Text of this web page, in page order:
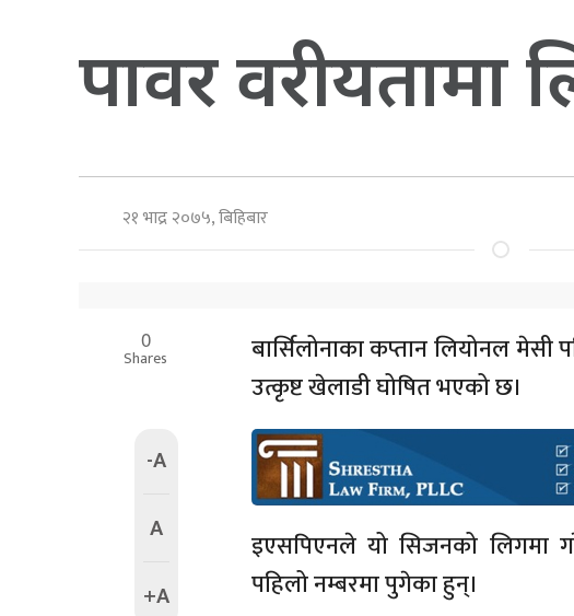
पावर वरीयतामा
२१ भाद्र २०७५, बिहिबार
0
Shares
-A
A
+A
बार्सिलोनाका कप्तान लियोनल मेसी
उत्कृष्ट खेलाडी घोषित भएको छ।
इएसपिएनले यो सिजनको लिगमा
पहिलो नम्बरमा पुगेका हुन्।